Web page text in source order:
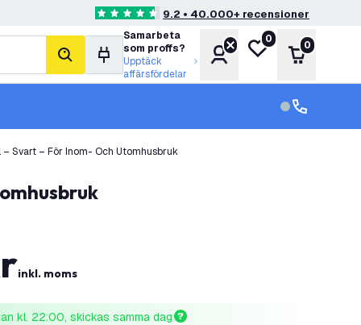
4.6 stjärnbetyg9.2 • 40.000+ recensioner
sök
Samarbeta
som proffs?
Upptäck
affärsfördelar
KontoMin önskelista
0
Varukorg
0
kundservice
kundservice
Svart – För Inom- Och Utomhusbruk
inkl. moms
kl. 22:00, skickas samma dag